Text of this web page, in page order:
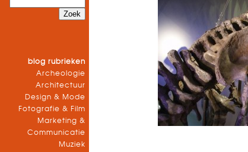
blog rubrieken
Archeologie
Architectuur
Design & Mode
Fotografie & Film
Marketing &
Communicatie
Muziek